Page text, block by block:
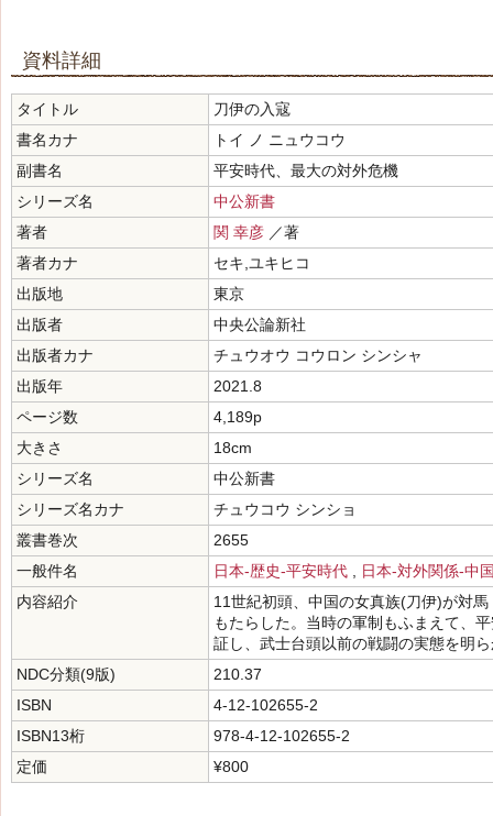
資料詳細
タイトル
刀伊の入寇
書名カナ
トイ ノ ニュウコウ
副書名
平安時代、最大の対外危機
シリーズ名
中公新書
著者
関 幸彦 ／著
著者カナ
セキ,ユキヒコ
出版地
東京
出版者
中央公論新社
出版者カナ
チュウオウ コウロン シンシャ
出版年
2021.8
ページ数
4,189p
大きさ
18cm
シリーズ名
中公新書
シリーズ名カナ
チュウコウ シンショ
叢書巻次
2655
一般件名
日本-歴史-平安時代
日本-対外関係-中
内容紹介
11世紀初頭、中国の女真族(刀伊)が対
もたらした。当時の軍制もふまえて、
証し、武士台頭以前の戦闘の実態を明
NDC分類(9版)
210.37
ISBN
4-12-102655-2
ISBN13桁
978-4-12-102655-2
定価
¥800